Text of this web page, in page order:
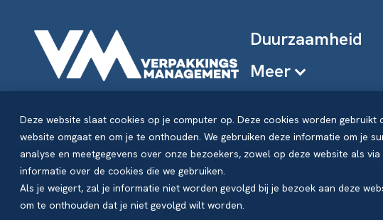
Deze website slaat cookies op je computer op. Deze cookies worden
website omgaat en om je te onthouden. We gebruiken deze informatie om je
analyse en meetgegevens over onze bezoekers, zowel op deze website als
informatie over de cookies die we gebruiken.
Als je weigert, zal je informatie niet worden gevolgd bij je bezoek aan deze
om te onthouden dat je niet gevolgd wilt worden.
Duurzaamheid
Meer